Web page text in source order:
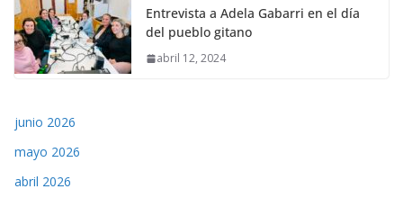
Entrevista a Adela Gabarri en el día
del pueblo gitano
abril 12, 2024
junio 2026
mayo 2026
abril 2026